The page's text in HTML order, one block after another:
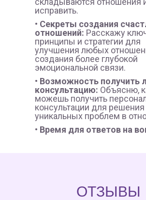
• Время для ответов на
• Возможность получить
консультацию: Объясню,
можешь получить
консультации для
уникальных проблем в
• Секреты создания
отношений: Расскажу
принципы и стратегии для
улучшения любых
создания более глубокой
эмоциональной связи.
исправить.
ОТЗЫВЫ